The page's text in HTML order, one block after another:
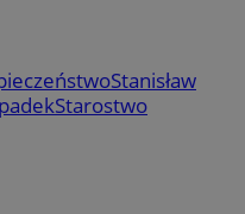
Stanisław
Starostwo